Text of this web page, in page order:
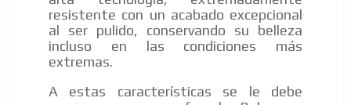
resistente con un acabado excepcional
al ser pulido, conservando su belleza
incluso en las condiciones más
extremas.
A estas características se le debe